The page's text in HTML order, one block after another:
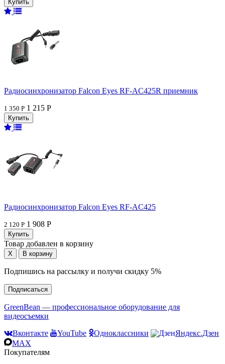
Радиосинхронизатор Falcon Eyes RF-AC425R приемник
1 350 Р 1 215 Р
Радиосинхронизатор Falcon Eyes RF-AC425
2 120 Р 1 908 Р
Товар добавлен в корзину
Подпишись на рассылку и получи скидку 5%
Подписаться
GreenBean — профессиональное оборудование для
видеосъемки
Вконтакте
YouTube Одноклассники
Яндекс.Дзен
MAX
Покупателям